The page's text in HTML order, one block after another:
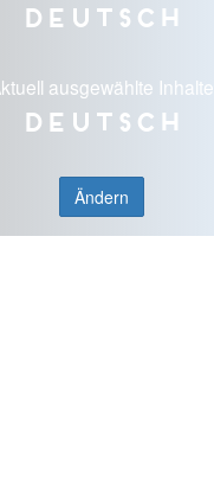
Deutsch
ausgewählte Inhalte
Deutsch
Ändern